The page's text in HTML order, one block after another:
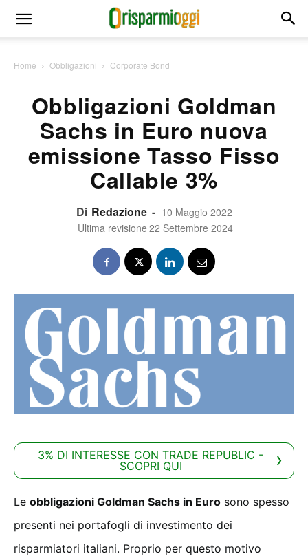
Home Obbligazioni Corporate Bond
Obbligazioni Goldman
Sachs in Euro nuova
emissione Tasso Fisso
Callable 3%
Di Redazione - 10 Maggio 2022
Ultima revisione 22 Settembre 2024
3% DI INTERESSE CON TRADE REPUBLIC -
SCOPRI QUI
Le obbligazioni Goldman Sachs in Euro sono spesso
presenti nei portafogli di investimento dei
risparmiatori italiani. Proprio per questo motivo